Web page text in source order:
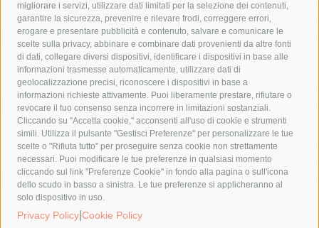
migliorare i servizi, utilizzare dati limitati per la selezione dei contenuti,
garantire la sicurezza, prevenire e rilevare frodi, correggere errori,
erogare e presentare pubblicità e contenuto, salvare e comunicare le
scelte sulla privacy, abbinare e combinare dati provenienti da altre fonti
di dati, collegare diversi dispositivi, identificare i dispositivi in base alle
informazioni trasmesse automaticamente, utilizzare dati di
geolocalizzazione precisi, riconoscere i dispositivi in base a
informazioni richieste attivamente. Puoi liberamente prestare, rifiutare o
revocare il tuo consenso senza incorrere in limitazioni sostanziali.
Cliccando su "Accetta cookie," acconsenti all'uso di cookie e strumenti
simili. Utilizza il pulsante "Gestisci Preferenze" per personalizzare le tue
scelte o "Rifiuta tutto" per proseguire senza cookie non strettamente
necessari. Puoi modificare le tue preferenze in qualsiasi momento
cliccando sul link "Preferenze Cookie" in fondo alla pagina o sull'icona
dello scudo in basso a sinistra. Le tue preferenze si applicheranno al
solo dispositivo in uso.
Privacy Policy Cookie Policy
fondazione sorrento
gori guardia costiera
incidente
lavori
lorenzo balducelli mare
massa lubrense
massimo coppola
Meta napoli
ordinanza
penisola sorrentina
piano di sorrento
polizia municipale
protezione civile
Regione Campania
sant'agnello
sindaco cuomo
sorrento studenti temporali
treni
turismo
Vico Equense villa fiorentino vincenzo de luca
© 2015 SorrentoPress. All rights reserved.